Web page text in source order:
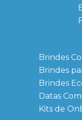
Brindes
Brindes
Brindes
Datas
Kits de